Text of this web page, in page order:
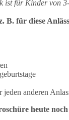
ist für Kinder von
B. für diese
anderen
heute